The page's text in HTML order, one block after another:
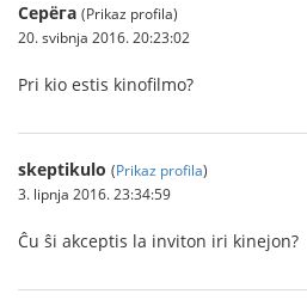
Серёга (Prikaz profila)
20. svibnja 2016. 20:23:02
Pri kio estis kinofilmo?
skeptikulo (Prikaz profila)
3. lipnja 2016. 23:34:59
Ĉu ŝi akceptis la inviton iri kinejon?